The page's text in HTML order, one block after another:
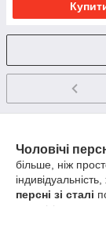
Чоловічі
більше, ніж
персні зі сталі
чоловіків, адже